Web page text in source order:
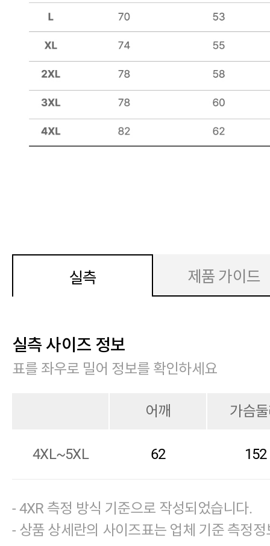
실측 제품 가이드
실측 사이즈 정보
표를 좌우로 밀어 정보를 확인하세요
어깨 가슴
4XL~5XL 62 152
- 4XR 측정 방식 기준으로 작성되었습니다.
- 상품 상세란의 사이즈표는 업체 기준 측정정